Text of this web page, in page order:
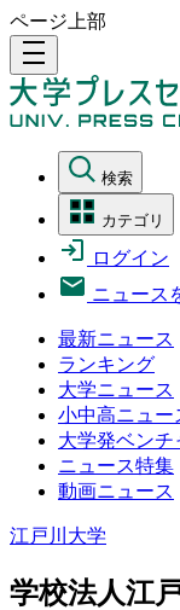
ページ上部
density_medium
検索
カテゴリ
ログイン
ニュース
最新ニュース
ランキング
大学ニュース
小中高ニュー
大学発ベンチ
ニュース特集
動画ニュース
江戸川大学
学校法人江